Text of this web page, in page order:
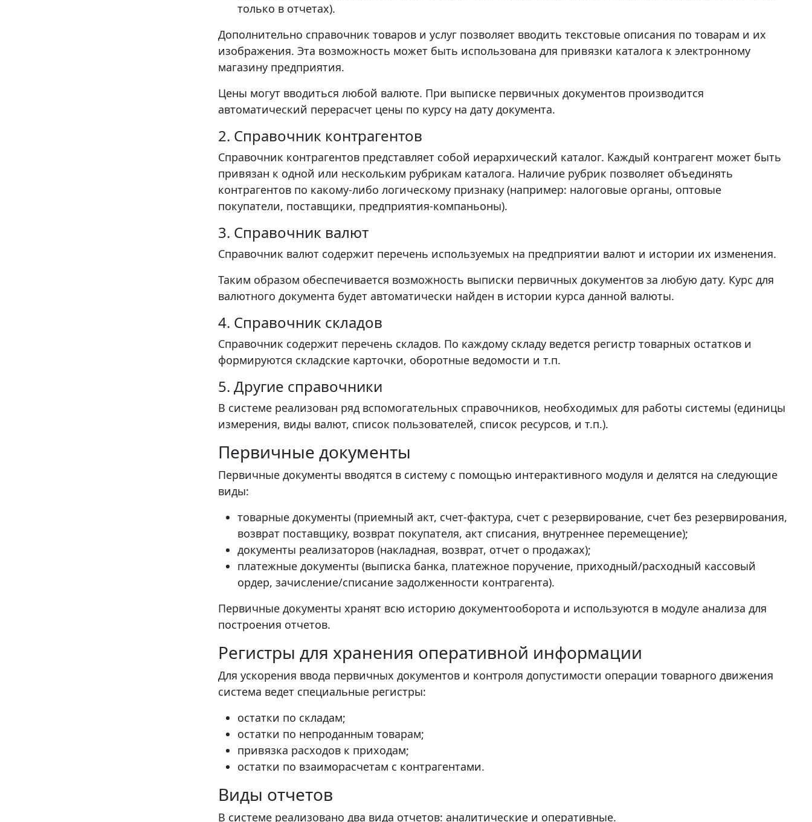
только в отчетах).
Дополнительно справочник товаров и услуг позволяет вводить текстовые описания по товарам и их
изображения. Эта возможность может быть использована для привязки каталога к электронному
магазину предприятия.
Цены могут вводиться любой валюте. При выписке первичных документов производится
автоматический перерасчет цены по курсу на дату документа.
2. Справочник контрагентов
Справочник контрагентов представляет собой иерархический каталог. Каждый контрагент может быть
привязан к одной или нескольким рубрикам каталога. Наличие рубрик позволяет объединять
контрагентов по какому-либо логическому признаку (например: налоговые органы, оптовые
покупатели, поставщики, предприятия-компаньоны).
3. Справочник валют
Справочник валют содержит перечень используемых на предприятии валют и истории их изменения.
Таким образом обеспечивается возможность выписки первичных документов за любую дату. Курс для
валютного документа будет автоматически найден в истории курса данной валюты.
4. Справочник складов
Справочник содержит перечень складов. По каждому складу ведется регистр товарных остатков и
формируются складские карточки, оборотные ведомости и т.п.
5. Другие справочники
В системе реализован ряд вспомогательных справочников, необходимых для работы системы (единицы
измерения, виды валют, список пользователей, список ресурсов, и т.п.).
Первичные документы
Первичные документы вводятся в систему с помощью интерактивного модуля и делятся на следующие
виды:
товарные документы (приемный акт, счет-фактура, счет с резервирование, счет без резервирования,
возврат поставщику, возврат покупателя, акт списания, внутреннее перемещение);
документы реализаторов (накладная, возврат, отчет о продажах);
платежные документы (выписка банка, платежное поручение, приходный/расходный кассовый
ордер, зачисление/списание задолженности контрагента).
Первичные документы хранят всю историю документооборота и используются в модуле анализа для
построения отчетов.
Регистры для хранения оперативной информации
Для ускорения ввода первичных документов и контроля допустимости операции товарного движения
система ведет специальные регистры:
остатки по складам;
остатки по непроданным товарам;
привязка расходов к приходам;
остатки по взаиморасчетам с контрагентами.
Виды отчетов
В системе реализовано два вида отчетов: аналитические и оперативные.